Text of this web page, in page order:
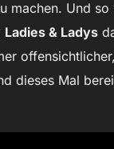
machen. Und
Ladies & Ladys
dieses Mal